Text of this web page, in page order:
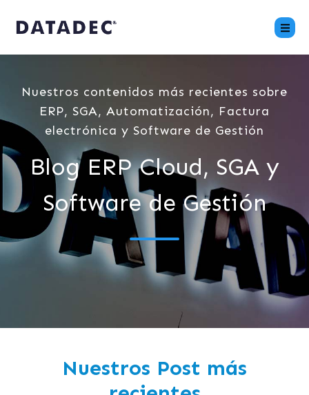
Nuestros contenidos más recientes sobre
ERP, SGA, Automatización, Factura
electrónica y Software de Gestión
Blog ERP Cloud, SGA y
Software de Gestión
Nuestros Post más